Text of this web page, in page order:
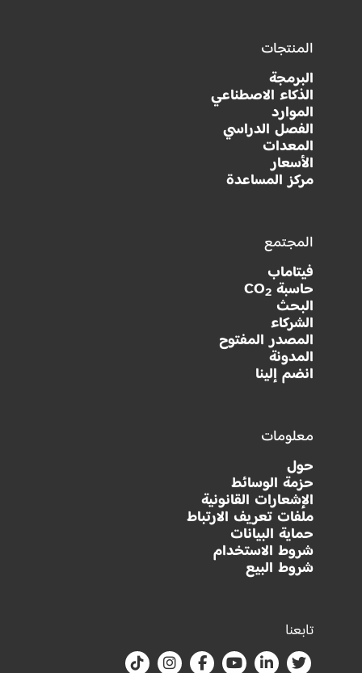
المنتجات
البرمجة
الذكاء الاصطناعي
الموارد
الفصل الدراسي
المعدات
الأسعار
مركز المساعدة
المجتمع
فيتاماب
حاسبة CO 2
البحث
الشركاء
المصدر المفتوح
المدونة
انضم إلينا
معلومات
حول
حزمة الوسائط
الإشعارات القانونية
ملفات تعريف الارتباط
حماية البيانات
شروط الاستخدام
شروط البيع
تابعنا